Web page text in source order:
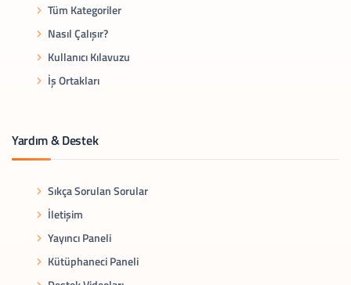
Tüm Kategoriler
Nasıl Çalışır?
Kullanıcı Kılavuzu
İş Ortakları
Yardım & Destek
Sıkça Sorulan Sorular
İletişim
Yayıncı Paneli
Kütüphaneci Paneli